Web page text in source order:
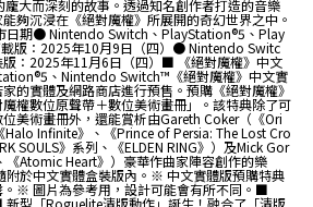
大而深刻的故事。透過知名創作者打造的音樂
夠沉浸在《絕對魔權》所展開的奇幻世界之中。
日期● Nintendo Switch、PlayStation®5、Play
版：2025年10月9日（四）● Nintendo Switc
：2025年11月6日（四）■ 《絕對魔權》中文
、Nintendo Switch™《絕對魔權》中文實
的實體及網路商店進行預售。預購《絕對魔權》
權數位原聲帶＋數位美術畫冊」。該特典除了可
美術畫冊外，還能賞析由Gareth Coker（《Ori
Infinite》、《Prince of Persia: The Lost Cro
SOULS》系列、《ELDEN RING》）及Mick Gor
Atomic Heart》）豪華作曲家陣容創作的樂
於中文實體盒裝版內。※ 中文實體版預購特典
。※ 圖片為參考用，設計可能會有所不同。■
新型「Roguelite清版動作」誕生！融合了「清版